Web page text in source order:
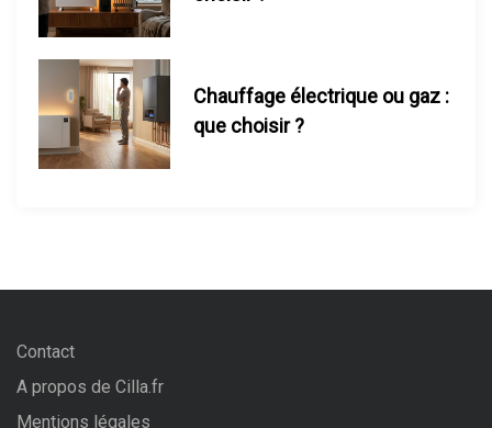
Chauffage électrique ou gaz :
que choisir ?
Contact
A propos de Cilla.fr
Mentions légales